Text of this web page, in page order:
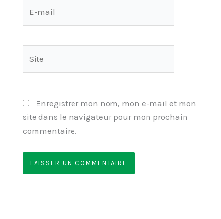
Enregistrer mon nom, mon e-mail et mon
site dans le navigateur pour mon prochain
commentaire.